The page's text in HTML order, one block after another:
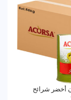
أخضر شرائح